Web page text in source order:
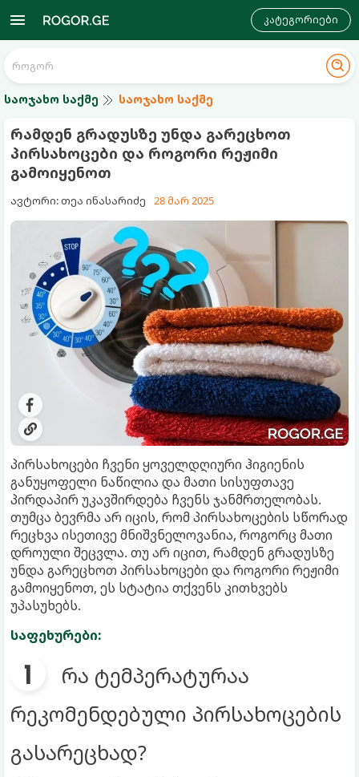
კატეგორიები
საოჯახო საქმე საოჯახო საქმე
რამდენ გრადუსზე უნდა გარეცხოთ
პირსახოცები და როგორი რეჟიმი
გამოიყენოთ
ავტორი: თეა ინასარიძე 28 მარ 2025
პირსახოცები ჩვენი ყოველდღიური ჰიგიენის
განუყოფელი ნაწილია და მათი სისუფთავე
პირდაპირ უკავშირდება ჩვენს ჯანმრთელობას.
თუმცა ბევრმა არ იცის, რომ პირსახოცების სწორად
რეცხვა ისეთივე მნიშვნელოვანია, როგორც მათი
დროული შეცვლა. თუ არ იცით, რამდენ გრადუსზე
უნდა გარეცხოთ პირსახოცები და როგორი რეჟიმი
გამოიყენოთ, ეს სტატია თქვენს კითხვებს
უპასუხებს.
საფეხურები:
რა ტემპერატურაა
რეკომენდებული პირსახოცების
გასარეცხად?